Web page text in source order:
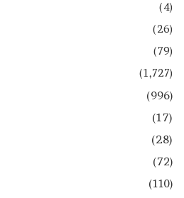
(4)
(26)
(79)
(1,727)
(996)
(17)
(28)
(72)
(110)